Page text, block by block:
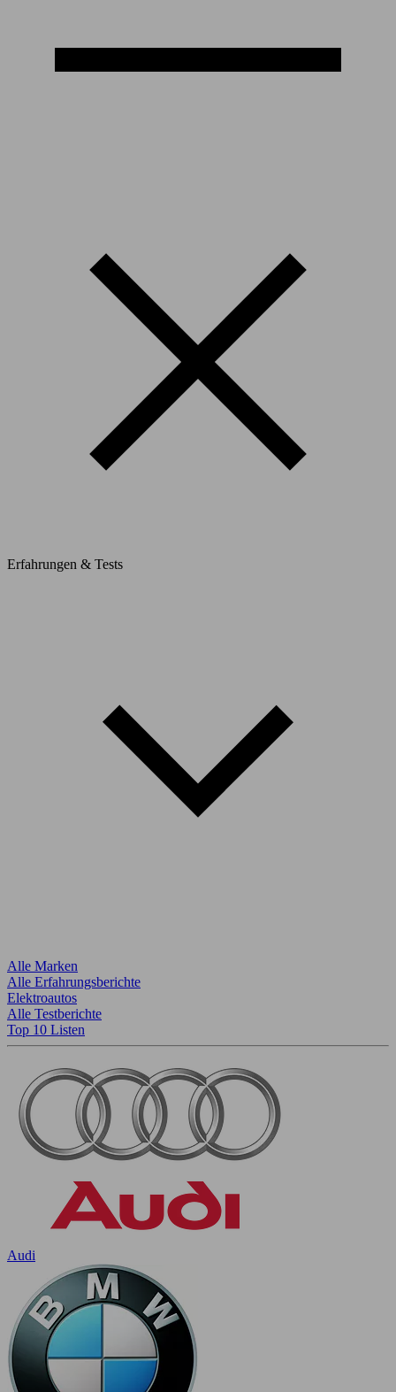
Erfahrungen & Tests
Alle Marken
Alle Erfahrungsberichte
Elektroautos
Alle Testberichte
Top 10 Listen
Audi